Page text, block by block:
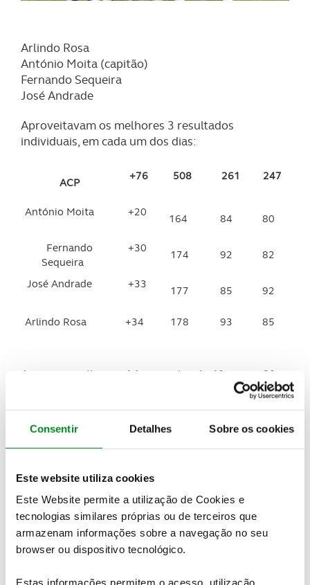
Consentir Detalhes Sobre os cookies
Este website utiliza cookies
Este Website permite a utilização de Cookies e
tecnologias similares próprias ou de terceiros que
armazenam informações sobre a navegação no seu
browser ou dispositivo tecnológico.
Estas informações permitem o acesso, utilização,
Arlindo Rosa
António Moita (capitão)
Fernando Sequeira
José Andrade
Aproveitavam os melhores 3 resultados
individuais, em cada um dos dias:
ACP +76 508 261 247
António Moita +20 164 84 80
Fernando
Sequeira
+30 174 92 82
José Andrade +33 177 85 92
Arlindo Rosa +34 178 93 85
A equipa melhorou 14 pancadas do 1º para o 2º
dia, e ficou apenas 20 pancadas do 5º lugar.
transacta.
PARABÉNS AOS NOSSOS JOGADORES !!
Últimas